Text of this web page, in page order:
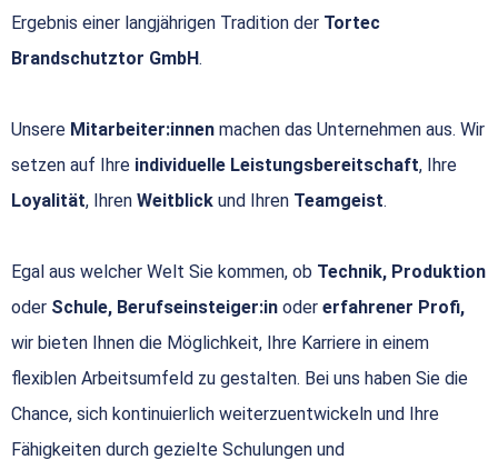
Ergebnis einer langjährigen Tradition der Tortec
Brandschutztor GmbH.
Unsere Mitarbeiter:innen machen das Unternehmen aus. Wir
setzen auf Ihre individuelle Leistungsbereitschaft, Ihre
Loyalität, Ihren Weitblick und Ihren Teamgeist.
Egal aus welcher Welt Sie kommen, ob Technik, Produktion
oder Schule, Berufseinsteiger:in oder erfahrener Profi,
wir bieten Ihnen die Möglichkeit, Ihre Karriere in einem
flexiblen Arbeitsumfeld zu gestalten. Bei uns haben Sie die
Chance, sich kontinuierlich weiterzuentwickeln und Ihre
Fähigkeiten durch gezielte Schulungen und